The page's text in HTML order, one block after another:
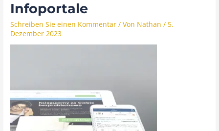
Infoportale
Schreiben Sie einen Kommentar / Von Nathan/ 5.
Dezember 2023